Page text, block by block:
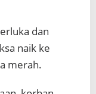
dan
naik ke
merah.